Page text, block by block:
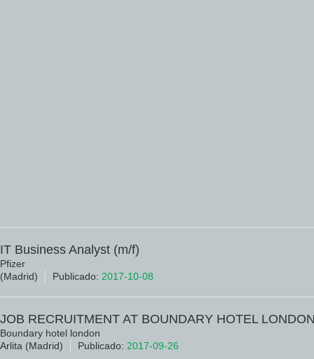
IT Business Analyst (m/f)
Pfizer
(Madrid)
Publicado: 2017-10-08
JOB RECRUITMENT AT BOUNDARY HOTEL
Boundary hotel london
Arlita (Madrid)
Publicado: 2017-09-26